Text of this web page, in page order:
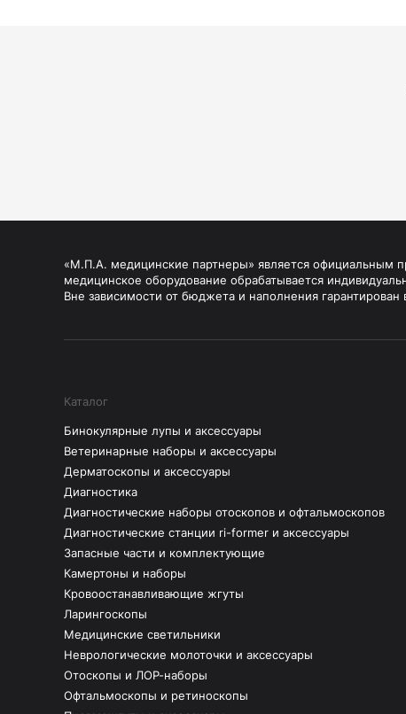
«М.П.А. медицинские партнеры» является официальным
медицинское оборудование обрабатывается
Вне зависимости от бюджета и наполнения
Каталог
Бинокулярные лупы и аксессуары
Ветеринарные наборы и аксессуары
Дерматоскопы и аксессуары
Диагностика
Диагностические наборы отоскопов и офтальмоскопов
Диагностические станции ri-former и аксессуары
Запасные части и комплектующие
Камертоны и наборы
Кровоостанавливающие жгуты
Ларингоскопы
Медицинские светильники
Неврологические молоточки и аксессуары
Отоскопы и ЛОР-наборы
Офтальмоскопы и ретиноскопы